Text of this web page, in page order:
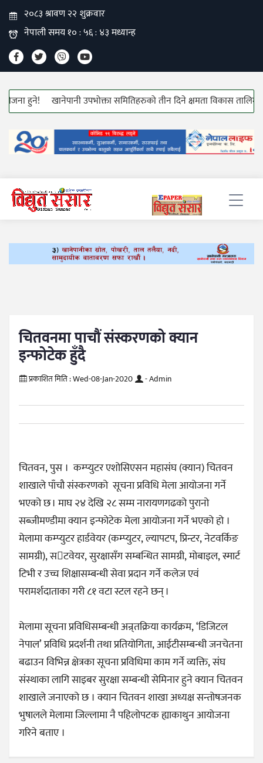
हुने! खानेपानी उपभोक्ता समितिहरुको तीन दिने क्षमता विकास तालिम सुरु!
चितवनमा पाचौं संस्करणको क्यान
इन्फोटेक हुँदै
प्रकाशित मिति :Wed-08-Jan-2020 - Admin
चितवन, पुस । कम्प्युटर एशोसिएसन महासंघ (क्यान) चितवन
शाखाले पाँचौ संस्करणको सूचना प्रविधि मेला आयोजना गर्ने
भएको छ । माघ २४ देखि २८ सम्म नारायणगढको पुरानो
सब्जीमण्डीमा क्यान इन्फोटेक मेला आयोजना गर्ने भएको हो ।
मेलामा कम्प्युटर हार्डवेयर (कम्प्युटर, ल्यापटप, प्रिन्टर, नेटवर्किङ
सामग्री), सटवेयर, सुरक्षासँग सम्बन्धित सामग्री, मोबाइल, स्मार्ट
टिभी र उच्च शिक्षासम्बन्धी सेवा प्रदान गर्ने कलेज एवं
परामर्शदाताका गरी ८१ वटा स्टल रहने छन् ।
मेलामा सूचना प्रविधिसम्बन्धी अन्र्तक्रिया कार्यक्रम, ‘डिजिटल
नेपाल’ प्रविधि प्रदर्शनी तथा प्रतियोगिता, आईटीसम्बन्धी जनचेतना
बढाउन विभिन्न क्षेत्रका सूचना प्रविधिमा काम गर्ने व्यक्ति, संघ
संस्थाका लागि साइबर सुरक्षा सम्बन्धी सेमिनार हुने क्यान चितवन
शाखाले जनाएको छ । क्यान चितवन शाखा अध्यक्ष सन्तोषजनक
भुषालले मेलामा जिल्लामा नै पहिलोपटक ह्याकाथुन आयोजना
गरिने बताए ।